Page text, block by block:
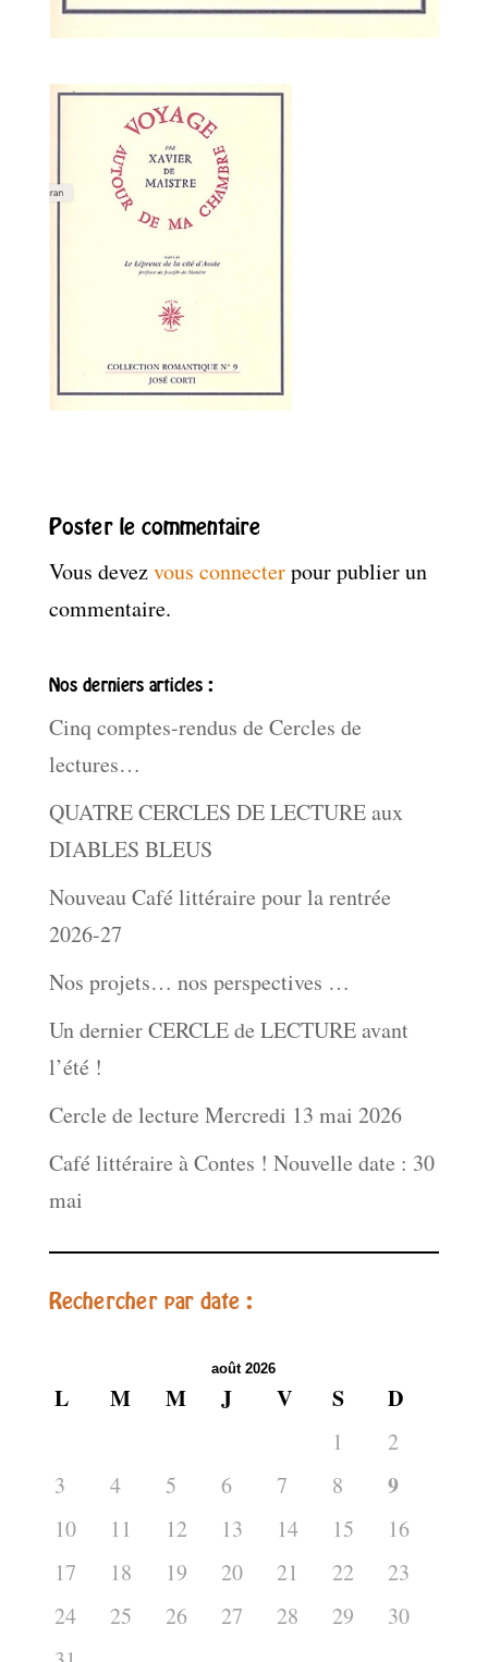
Poster le commentaire
Vous devezvous connecterpour publier un
commentaire.
Nos derniers articles :
Cinq comptes-rendus de Cercles de
lectures…
QUATRE CERCLES DE LECTURE aux
DIABLES BLEUS
Nouveau Café littéraire pour la rentrée
2026-27
Nos projets… nos perspectives …
Un dernier CERCLE de LECTURE avant
l’été !
Cercle de lecture Mercredi 13 mai 2026
Café littéraire à Contes ! Nouvelle date : 30
mai
Rechercher par date :
août 2026
L M M J V S D
1
2
3
4 5 6 7 8 9
10 11 12 13 14 15
16
17
18 19 20 21 22
23
24
25 26 27 28 29
30